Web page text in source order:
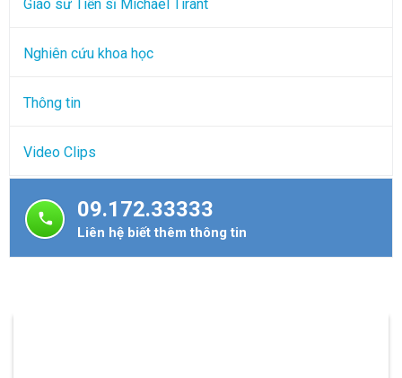
Giáo sư Tiến sĩ Michael Tirant
Nghiên cứu khoa học
Thông tin
Video Clips
09.172.33333
Liên hệ biết thêm thông tin